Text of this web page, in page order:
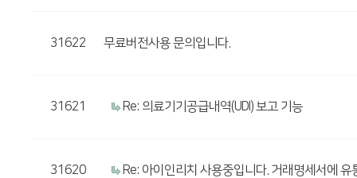
31622 무료버전사용 문의입니다.
31621 Re: 의료기기공급내역(UDI) 보고 기능
31620 Re: 아이인리치 사용중입니다. 거래명세서에